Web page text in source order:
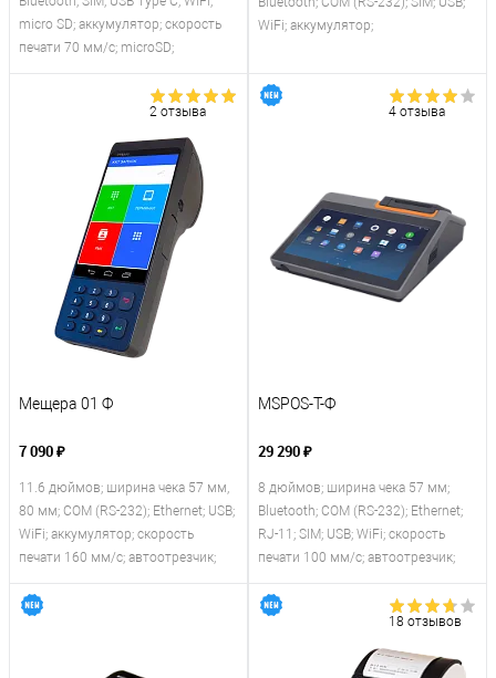
micro SD; аккумулятор; скорость
печати 70 мм/с; microSD;
WiFi; аккумулятор;
2 отзыва
Мещера 01 Ф
7 090 ₽
11.6 дюймов; ширина чека 57 мм,
80 мм; COM (RS-232); Ethernet; USB;
WiFi; аккумулятор; скорость
печати 160 мм/с; автоотрезчик;
4 отзыва
MSPOS-T-Ф
29 290 ₽
8 дюймов; ширина чека 57 мм;
Bluetooth; COM (RS-232); Ethernet;
RJ-11; SIM; USB; WiFi; скорость
печати 100 мм/с; автоотрезчик;
18 отзывов